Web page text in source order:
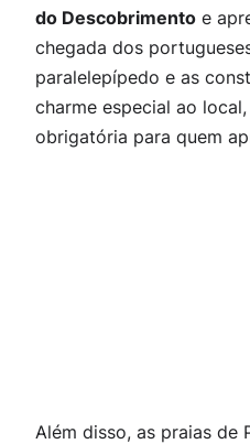
do Descobrimento e
chegada dos
paralelepípedo e as
charme especial ao
obrigatória para quem
Além disso, as praias de